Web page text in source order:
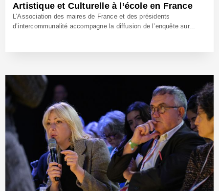
Artistique et Culturelle à l’école en France
L’Association des maires de France et des présidents
d’intercommunalité accompagne la diffusion de l’enquête sur...
17 Avr 2024 - Réf: BW42185